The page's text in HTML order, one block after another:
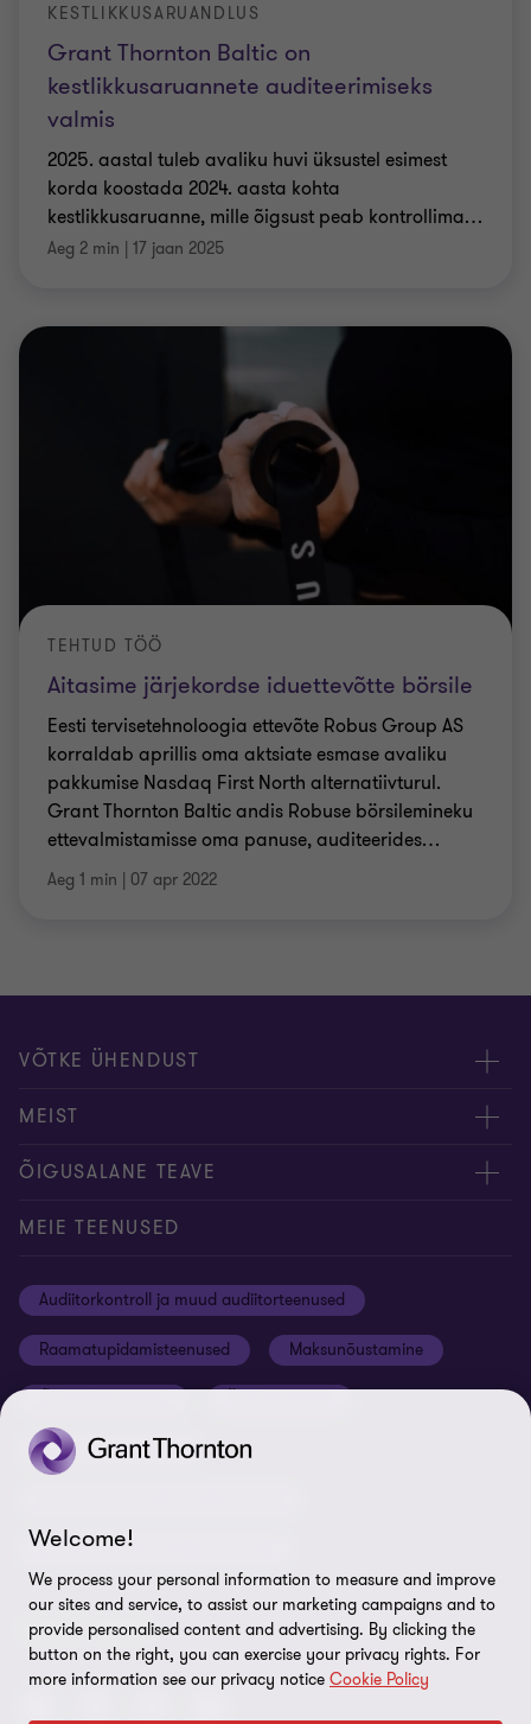
Grant Thornton Baltic on
kestlikkusaruannete auditeerimiseks
valmis
KESTLIKKUSARUANDLUS
2025. aastal tuleb avaliku huvi üksustel esimest
korda koostada 2024. aasta kohta
kestlikkusaruanne, mille õigsust peab kontrollima…
Aeg 2 min | 17 jaan 2025
Aitasime järjekordse iduettevõtte börsile
TEHTUD TÖÖ
Eesti tervisetehnoloogia ettevõte Robus Group AS
korraldab aprillis oma aktsiate esmase avaliku
pakkumise Nasdaq First North alternatiivturul.
Grant Thornton Baltic andis Robuse börsilemineku
ettevalmistamisse oma panuse, auditeerides…
Aeg 1 min | 07 apr 2022
VÕTKE ÜHENDUST
Meie töötajad
Kontakt
Grant Thornton Baltic Leedus
MEIST
Ettevõttest
Meie uudised
Karjäär
Global reach
ÕIGUSALANE TEAVE
Privaatsus
Ettevõtte rekvisiidid
Nõuded tarnijatele
Rikkumisest teavitamine
MEIE TEENUSED
Audiitorkontroll ja muud audiitorteenused
Raamatupidamisteenused Maksunõustamine
Finantsnõustamine
Personaliteenused ja värbamine
LEIDKE MEID!
Welcome!
We process your personal information to measure and improve
our sites and service, to assist our marketing campaigns and to
provide personalised content and advertising. By clicking the
button on the right, you can exercise your privacy rights. For
more information see our privacy notice Cookie Policy